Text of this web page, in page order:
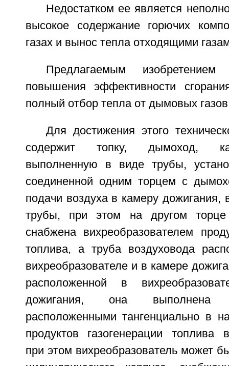
Недостатком ее является
высокое содержание горючих
газах и вынос тепла отходящими
Предлагаемым
повышения эффективности
полный отбор тепла от дымовых
Для достижения этого
содержит топку, дымоход,
выполненную в виде трубы,
соединенной одним торцем с
подачи воздуха в камеру
трубы, при этом на другом торце
снабжена вихреобразователем
топлива, а труба воздуховода
вихреобразователе и в камере
расположенной в
дожигания, она выполнена
расположенными тангенциально в
продуктов газогенерации топлива
при этом вихреобразователь может